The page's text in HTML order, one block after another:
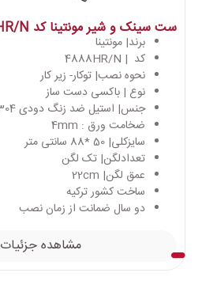
ست سینک و شیر مونتینا کد 4888HR/N
برند| مونتینا
کد | 4888HR/N
نحوه نصب| توکار- زیر کار
نوع | باکسی دست ساز
جنس| استیل ضد زنگ دودی AISI 304
ضخامت ورق : 4mm
سایزکلی| 50 *88 سانتی متر
تعدادلگن| تک لگن
عمق لگن| 22cm
ساخت کشور ترکیه
دو سال ضمانت از زمان نصب
مشاهده جزئیات